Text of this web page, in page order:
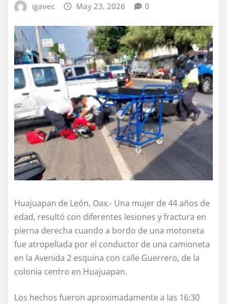
igavec May 23, 2026 0
Huajuapan de León, Oax.- Una mujer de 44 años de
edad, resultó con diferentes lesiones y fractura en
pierna derecha cuando a bordo de una motoneta
fue atropellada por el conductor de una camioneta
en la Avenida 2 esquina con calle Guerrero, de la
colonia centro en Huajuapan.
Los hechos fueron aproximadamente a las 16:30